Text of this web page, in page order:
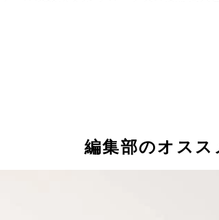
編集部のオスス